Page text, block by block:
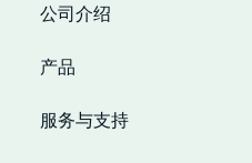
公司介绍
产品
服务与支持